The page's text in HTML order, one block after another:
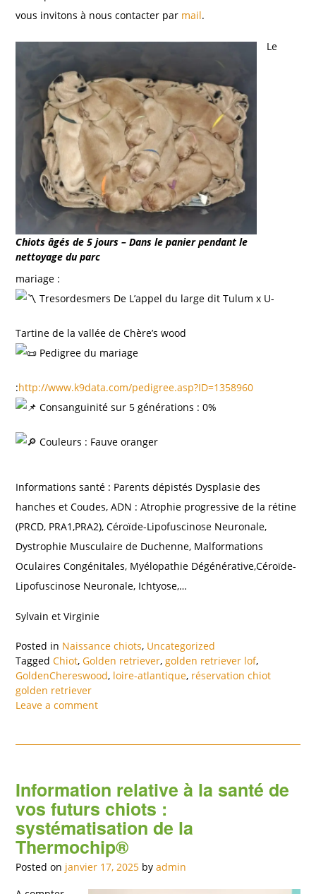
vous invitons à nous contacter par mail.
Chiots âgés de 5 jours – Dans le panier pendant le
nettoyage du parc
Le
mariage :
Tresordesmers De L’appel du large dit Tulum x U-
Tartine de la vallée de Chère’s wood
Pedigree du mariage
:http://www.k9data.com/pedigree.asp?ID=1358960
Consanguinité sur 5 générations : 0%
Couleurs : Fauve oranger
Informations santé : Parents dépistés Dysplasie des
hanches et Coudes, ADN : Atrophie progressive de la rétine
(PRCD, PRA1,PRA2), Céroïde-Lipofuscinose Neuronale,
Dystrophie Musculaire de Duchenne, Malformations
Oculaires Congénitales, Myélopathie Dégénérative,Céroïde-
Lipofuscinose Neuronale, Ichtyose,…
Sylvain et Virginie
Posted in Naissance chiots, Uncategorized
Tagged Chiot, Golden retriever, golden retriever lof,
GoldenChereswood, loire-atlantique, réservation chiot
golden retriever
Leave a comment
Information relative à la santé de
vos futurs chiots :
systématisation de la
Thermochip®
Posted on janvier 17, 2025 by admin